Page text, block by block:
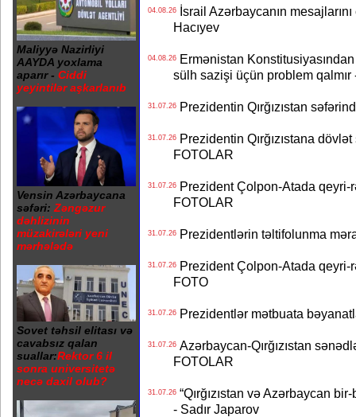
Maliyyə Nazirliyi
AAYDA yoxlama
aparır - Ciddi
yeyintilər aşkarlanıb
Vensin Azərbaycana
səfəri: Zəngəzur
dəhlizinin
müzakirələri yeni
mərhələdə
Sovet təhsil elitası və
cavabsız qalan
suallar:Rektor 6 il
sonra universitetə
necə daxil olub?
04.08.26İsrail Azərbaycanın
Hacıyev
04.08.26Ermənistan Konstitusiyasından
sülh sazişi üçün problem qalmır
31.07.26Prezidentin Qırğızıstan
31.07.26Prezidentin Qırğızıstana dövlət
FOTOLAR
31.07.26Prezident Çolpon-Atada qeyri-
FOTOLAR
31.07.26Prezidentlərin təltifolunma
31.07.26Prezident Çolpon-Atada qeyri-
FOTO
31.07.26Prezidentlər mətbuata
31.07.26Azərbaycan-Qırğızıstan
FOTOLAR
31.07.26“Qırğızıstan və Azərbaycan
- Sadır Japarov